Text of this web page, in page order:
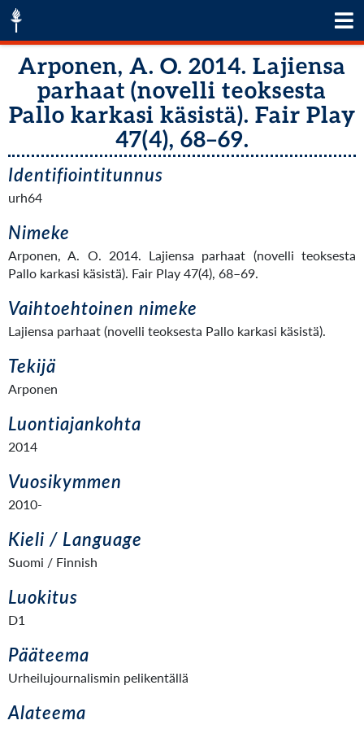
Arponen, A. O. 2014. Lajiensa
parhaat (novelli teoksesta
Pallo karkasi käsistä). Fair Play
47(4), 68–69.
Identifiointitunnus
urh64
Nimeke
Arponen, A. O. 2014. Lajiensa parhaat (novelli teoksesta
Pallo karkasi käsistä). Fair Play 47(4), 68–69.
Vaihtoehtoinen nimeke
Lajiensa parhaat (novelli teoksesta Pallo karkasi käsistä).
Tekijä
Arponen
Luontiajankohta
2014
Vuosikymmen
2010-
Kieli / Language
Suomi / Finnish
Luokitus
D1
Pääteema
Urheilujournalismin pelikentällä
Alateema